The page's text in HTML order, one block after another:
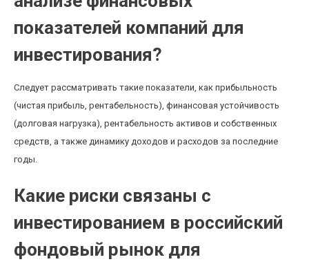
показателей компаний для
инвестирования?
Следует рассматривать такие показатели, как прибыльность
(чистая прибыль, рентабельность), финансовая устойчивость
(долговая нагрузка), рентабельность активов и собственных
средств, а также динамику доходов и расходов за последние
годы.
Какие риски связаны с
инвестированием в российский
фондовый рынок для